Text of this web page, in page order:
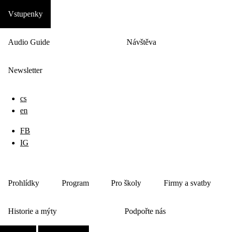
Vstupenky
Audio Guide Návštěva
Newsletter
cs
en
FB
IG
Prohlídky Program Pro školy Firmy a svatby
Historie a mýty Podpořte nás